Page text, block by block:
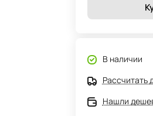
В наличии
Рассчитать
Нашли